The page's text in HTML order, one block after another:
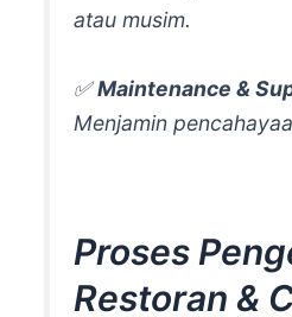
atau musim.
✅Maintenance &
Menjamin
Proses
Restoran &